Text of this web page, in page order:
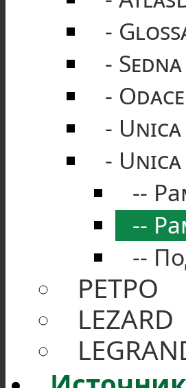
Sedna
Unica
РЕТРО
LEZARD